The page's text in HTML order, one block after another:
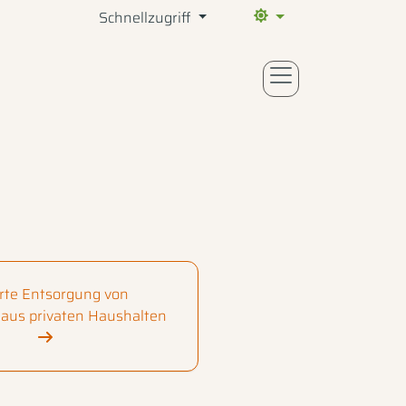
Schnellzugriff
Entsorgung von
privaten Haushalten